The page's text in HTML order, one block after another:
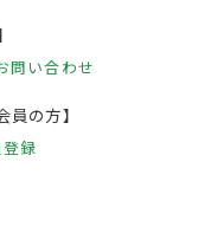
問い合わせ
員の方】
録